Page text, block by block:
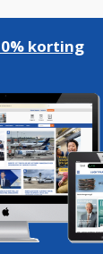
Podcasts
korting